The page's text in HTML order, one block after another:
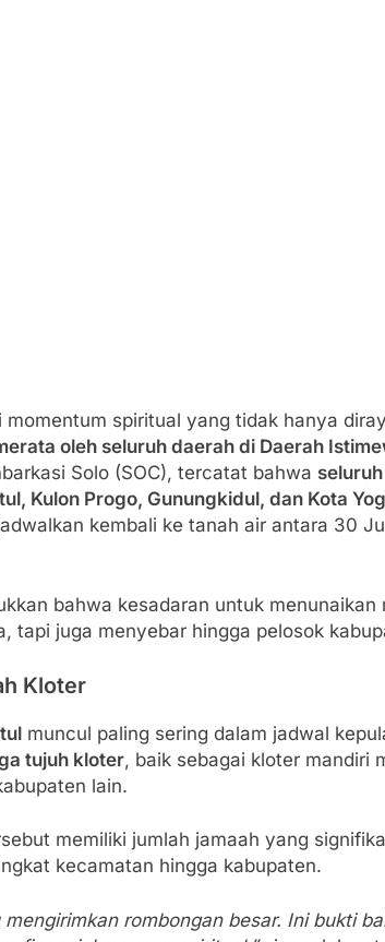
spiritual yang tidak hanya
oleh seluruh daerah di Daerah
Solo (SOC), tercatat bahwa
Kulon Progo, Gunungkidul, dan Kota
kembali ke tanah air antara 30
bahwa kesadaran untuk menunaikan
tapi juga menyebar hingga pelosok
Kloter
muncul paling sering dalam jadwal
tujuh kloter, baik sebagai kloter mandiri
lain.
memiliki jumlah jamaah yang
kecamatan hingga kabupaten.
rombongan besar. Ini bukti